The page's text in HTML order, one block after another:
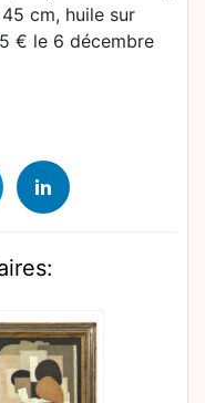
cm, huile sur
€ le 6 décembre